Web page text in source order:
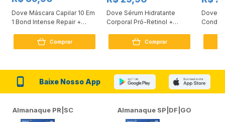
Dove Máscara Capilar 10 Em
1 Bond Intense Repair +
Comprar
Dove Sérum Hidratante
Corporal Pró-Retinol +
Comprar
Dove
Baixe Nosso App
Almanaque PR|SC Almanaque SP|DF|GO